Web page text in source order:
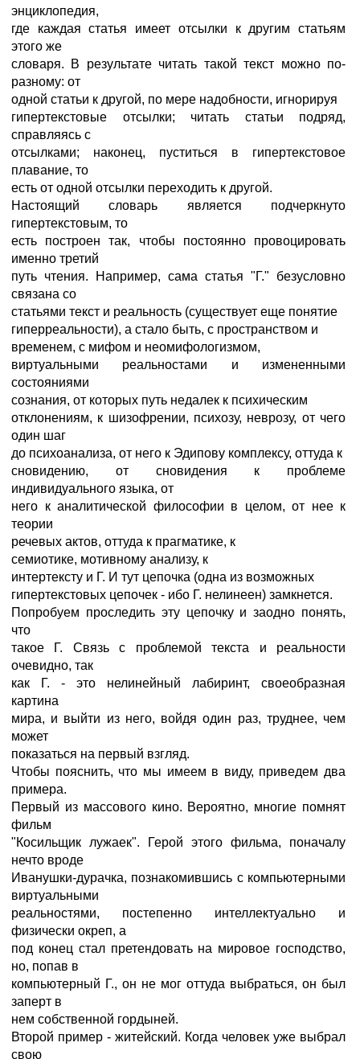
энциклопедия,
где каждая статья имеет отсылки к другим статьям
этого же
словаря. В результате читать такой текст можно по-
разному: от
одной статьи к другой, по мере надобности, игнорируя
гипертекстовые отсылки; читать статьи подряд,
справляясь с
отсылками; наконец, пуститься в гипертекстовое
плавание, то
есть от одной отсылки переходить к другой.
Настоящий словарь является подчеркнуто
гипертекстовым, то
есть построен так, чтобы постоянно провоцировать
именно третий
путь чтения. Например, сама статья "Г." безусловно
связана со
статьями текст и реальность (существует еще понятие
гиперреальности), а стало быть, с пространством и
временем, с мифом и неомифологизмом,
виртуальными реальностами и измененными
состояниями
сознания, от которых путь недалек к психическим
отклонениям, к шизофрении, психозу, неврозу, от чего
один шаг
до психоанализа, от него к Эдипову комплексу, оттуда к
сновидению, от сновидения к проблеме
индивидуального языка, от
него к аналитической философии в целом, от нее к
теории
речевых актов, оттуда к прагматике, к
семиотике, мотивному анализу, к
интертексту и Г. И тут цепочка (одна из возможных
гипертекстовых цепочек - ибо Г. нелинеен) замкнется.
Попробуем проследить эту цепочку и заодно понять,
что
такое Г. Связь с проблемой текста и реальности
очевидно, так
как Г. - это нелинейный лабиринт, своеобразная
картина
мира, и выйти из него, войдя один раз, труднее, чем
может
показаться на первый взгляд.
Чтобы пояснить, что мы имеем в виду, приведем два
примера.
Первый из массового кино. Вероятно, многие помнят
фильм
"Косильщик лужаек". Герой этого фильма, поначалу
нечто вроде
Иванушки-дурачка, познакомившись с компьютерными
виртуальными
реальностями, постепенно интеллектуально и
физически окреп, а
под конец стал претендовать на мировое господство,
но, попав в
компьютерный Г., он не мог оттуда выбраться, он был
заперт в
нем собственной гордыней.
Второй пример - житейский. Когда человек уже выбрал
свою